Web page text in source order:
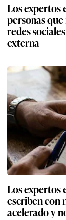
Los expertos
personas
redes
externa
Los expertos
escriben con
acelerado y